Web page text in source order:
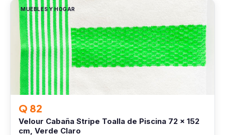
MUEBLES Y HOGAR
Q 82
Velour Cabaña Stripe Toalla de Piscina 72 x 152
cm, Verde Claro